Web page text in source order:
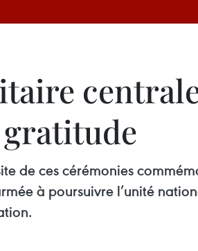
de ces cérémonies
à poursuivre l’unité